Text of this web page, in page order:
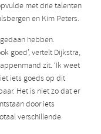
met drie talenten
en Kim Peters.
hebben.
goed’, vertelt Dijkstra,
zit. ‘Ik weet
iets goeds op dit
Het is niet zo dat er
door iets
verschillende